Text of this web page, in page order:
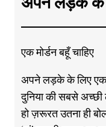
एक मोर्डन बहूँ चाहिए
अपने लड़के के लिए एक
दुनिया की सबसे अच्छी
हो ज़रूरत उतना ही